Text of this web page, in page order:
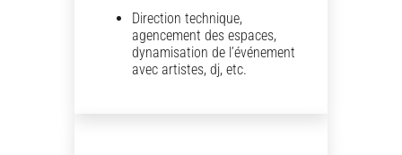
Direction technique,
agencement des espaces,
dynamisation de l’événement
avec artistes, dj, etc.